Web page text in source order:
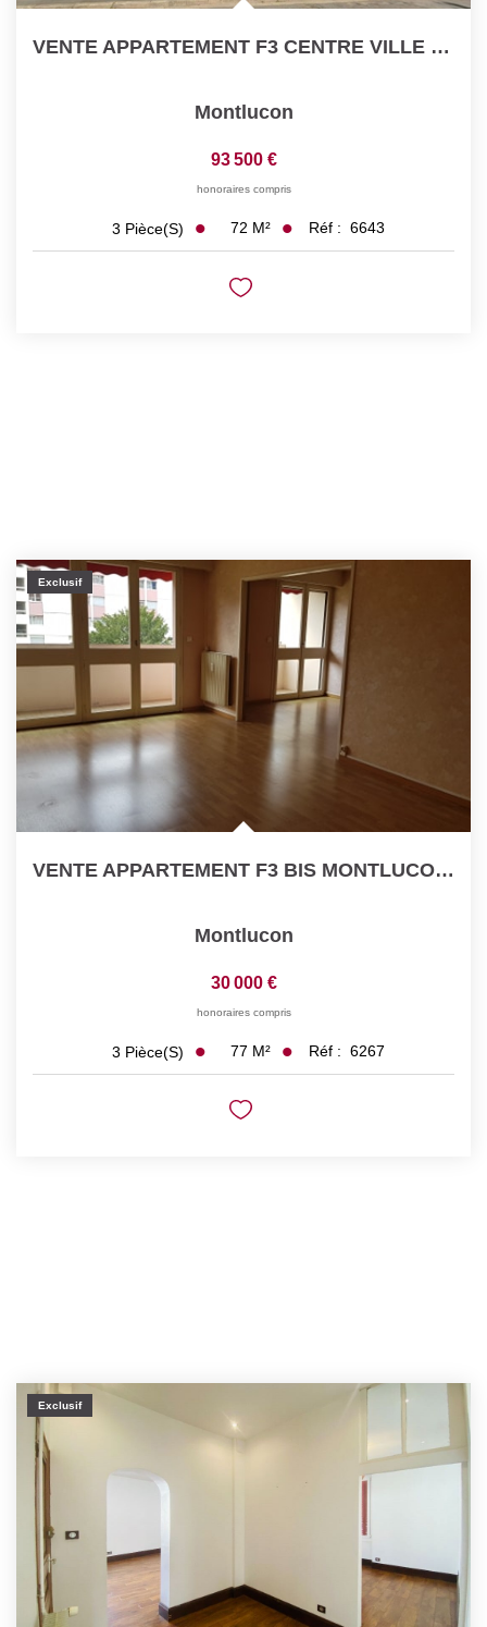
VENTE APPARTEMENT F3 CENTRE VILLE MONTLUCON
Montlucon
93 500 €
honoraires compris
3 Pièce(s) 72 M² Réf : 6643
Exclusif
VENTE APPARTEMENT F3 BIS MONTLUCON INVESTISSEMENT LOCATIF
Montlucon
30 000 €
honoraires compris
3 Pièce(s) 77 M² Réf : 6267
Exclusif